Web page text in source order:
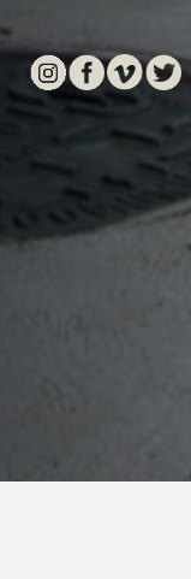
InstagramFacebook
Vimeo